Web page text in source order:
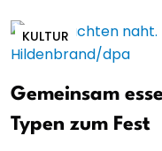
KULTUR
Gemeinsam
Typen zum Fest